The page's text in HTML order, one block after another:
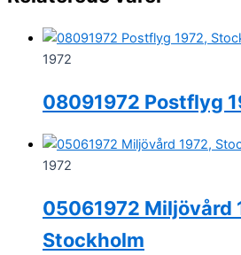
1972
08091972 Postflyg
1972
05061972 Miljövård
Stockholm